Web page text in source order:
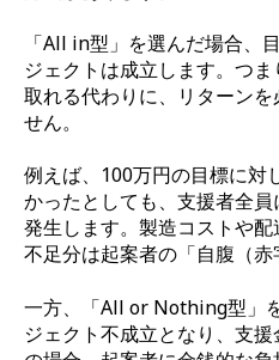
「All in型」を選んだ場合、
ジェクトは成立します。つ
取れる代わりに、リターン
せん。
例えば、100万円の目標に対
かったとしても、支援者全
発生します。製造コストや配
不足分は起案者の「自腹（赤
一方、「All or Nothing型」
ジェクト不成立となり、支